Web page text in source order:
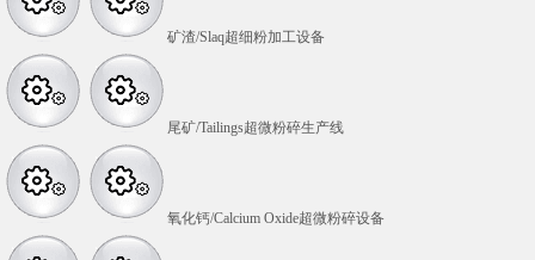
矿渣/Slaq超细粉加工设备
尾矿/Tailings超微粉碎生产线
氧化钙/Calcium Oxide超微粉碎设备